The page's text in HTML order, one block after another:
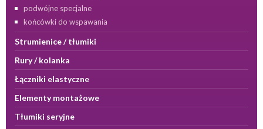
podwójne specjalne
końcówki do wspawania
Strumienice / tłumiki
Rury / kolanka
Łączniki elastyczne
Elementy montażowe
Tłumiki seryjne